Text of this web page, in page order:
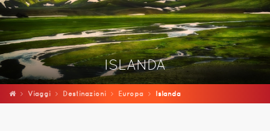
ISLANDA
Viaggi Destinazioni Europa Islanda